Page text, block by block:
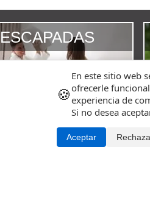
ESCAPADAS
🍪
En este sitio web
ofrecerle
experiencia de
Si no desea
Aceptar